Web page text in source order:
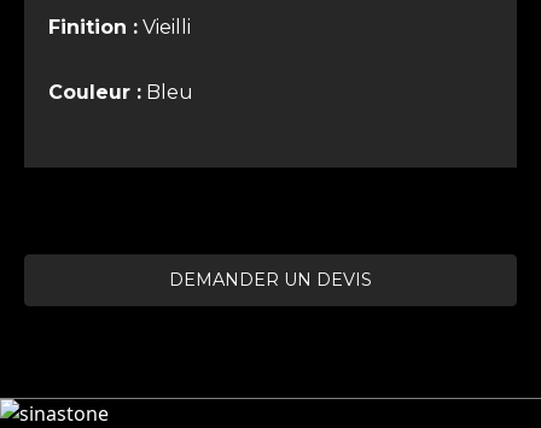
Finition : Vieilli
Couleur : Bleu
DEMANDER UN DEVIS